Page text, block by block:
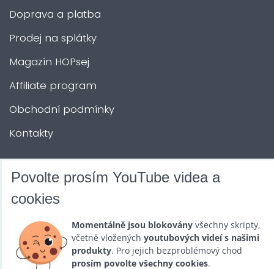
Doprava a platba
Prodej na splátky
Magazín HOPsej
Affiliate program
Obchodní podmínky
Kontakty
DALŠÍ SLUŽBY
Půjčovna
Promotéři
Povolte prosím YouTube videa a
cookies
Momentálně jsou blokovány všechny skripty,
včetně vložených youtubových videí s našimi
produkty. Pro jejich bezproblémový chod
prosím povolte všechny cookies.